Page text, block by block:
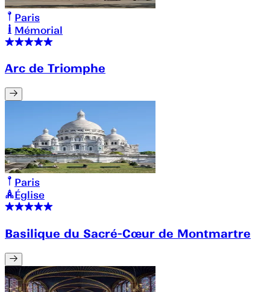
Paris
Mémorial
Arc de Triomphe
Paris
Église
Basilique du Sacré-Cœur de Montmartre